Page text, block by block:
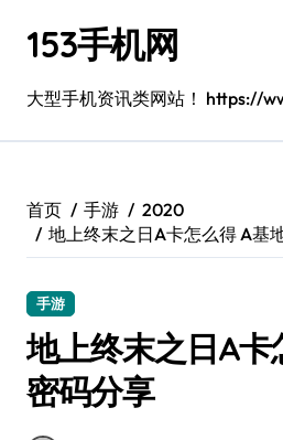
153手机网
大型手机资讯类网站！ https://
首页 手游
2020
地上终末之日A卡怎么得 A基
手游
地上终末之日A卡
密码分享